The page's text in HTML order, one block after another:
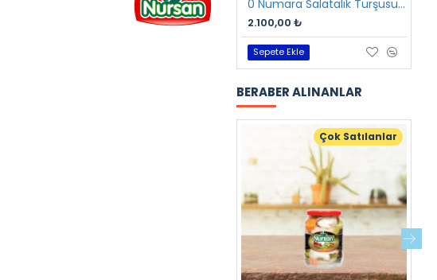
0 Numara Salatalık Turşusu 17 kg
2.100,00 ₺
Sepete Ekle
BERABER ALINANLAR
Çok Satılanlar